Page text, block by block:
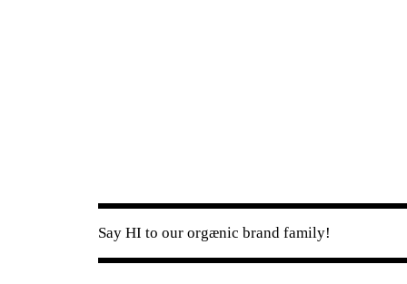
Say HI to our orgænic brand family!